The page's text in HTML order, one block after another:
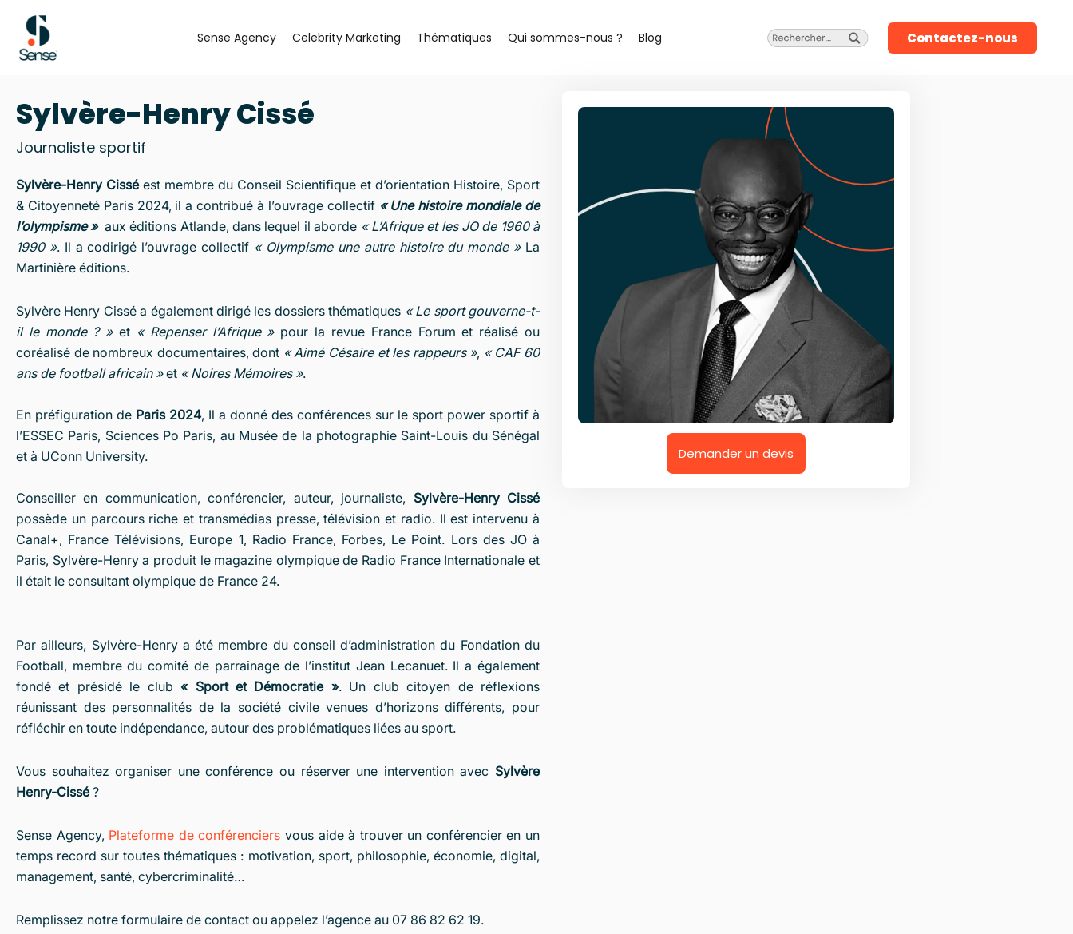
contenu
Sense Agency Celebrity Marketing Thématiques Qui sommes-nous ? Blog Contactez-nous
Sylvère-Henry Cissé
Journaliste sportif
Sylvère-Henry Cissé est membre du Conseil Scientifique et d’orientation Histoire, Sport
& Citoyenneté Paris 2024, il a contribué à l’ouvrage collectif « Une histoire mondiale de
l’olympisme »aux éditions Atlande, dans lequel il aborde « L’Afrique et les JO de 1960 à
1990 ». Il a codirigé l’ouvrage collectif « Olympisme une autre histoire du monde »La
Martinière éditions.
Sylvère Henry Cissé a également dirigé les dossiers thématiques « Le sport gouverne-t-
il le monde ? »et « Repenser l’Afrique »pour la revue France Forum et réalisé ou
coréalisé de nombreux documentaires, dont « Aimé Césaire et les rappeurs », « CAF 60
ans de football africain »et « Noires Mémoires ».
En préfiguration de Paris 2024, Il a donné des conférences sur le sport power sportif à
l’ESSEC Paris, Sciences Po Paris, au Musée de la photographie Saint-Louis du Sénégal
et à UConn University.
Conseiller en communication, conférencier, auteur, journaliste, Sylvère-Henry Cissé
possède un parcours riche et transmédias presse, télévision et radio. Il est intervenu à
Canal+, France Télévisions, Europe 1, Radio France, Forbes, Le Point. Lors des JO à
Paris, Sylvère-Henry a produit le magazine olympique de Radio France Internationale et
il était le consultant olympique de France 24.
Par ailleurs, Sylvère-Henry a été membre du conseil d’administration du Fondation du
Football, membre du comité de parrainage de l’institut Jean Lecanuet. Il a également
fondé et présidé le club« Sport et Démocratie ». Un club citoyen de réflexions
réunissant des personnalités de la société civile venues d’horizons différents, pour
réfléchir en toute indépendance, autour des problématiques liées au sport.
Vous souhaitez organiser une conférence ou réserver une intervention avec Sylvère
Henry-Cissé?
Sense Agency, Plateforme de conférenciers vous aide à trouver un conférencier en un
temps record sur toutes thématiques : motivation, sport, philosophie, économie, digital,
management, santé, cybercriminalité…
Remplissez notre formulaire de contact ou appelez l’agence au 07 86 82 62 19.
Demander un devis